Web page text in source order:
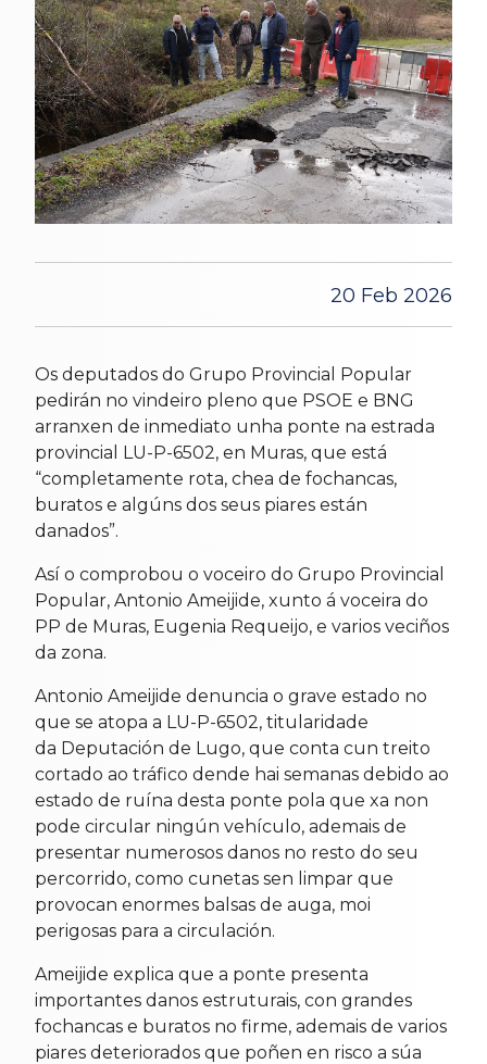
20 Feb 2026
Os deputados do Grupo Provincial Popular
pedirán no vindeiro pleno que PSOE e BNG
arranxen de inmediato unha ponte na estrada
provincial LU-P-6502, en Muras, que está
“completamente rota, chea de fochancas,
buratos e algúns dos seus piares están
danados”.
Así o comprobou o voceiro do Grupo Provincial
Popular, Antonio Ameijide, xunto á voceira do
PP de Muras, Eugenia Requeijo, e varios veciños
da zona.
Antonio Ameijide denuncia o grave estado no
que se atopa a LU-P-6502, titularidade
da Deputación de Lugo, que conta cun treito
cortado ao tráfico dende hai semanas debido ao
estado de ruína desta ponte pola que xa non
pode circular ningún vehículo, ademais de
presentar numerosos danos no resto do seu
percorrido, como cunetas sen limpar que
provocan enormes balsas de auga, moi
perigosas para a circulación.
Ameijide explica que a ponte presenta
importantes danos estruturais, con grandes
fochancas e buratos no firme, ademais de varios
piares deteriorados que poñen en risco a súa